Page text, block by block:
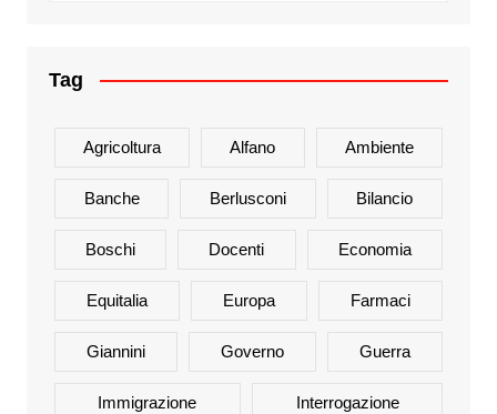
Tag
Agricoltura Alfano Ambiente
Banche Berlusconi Bilancio
Boschi Docenti Economia
Equitalia Europa Farmaci
Giannini Governo Guerra
Immigrazione Interrogazione